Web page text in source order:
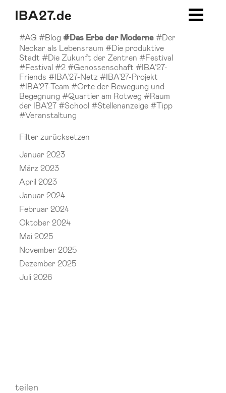
teilen
#AG #Blog #Das Erbe der Moderne #Der
Neckar als Lebensraum #Die produktive
Stadt #Die Zukunft der Zentren #Festival
#Festival #2 #Genossenschaft #IBA’27-
Friends #IBA’27-Netz #IBA’27-Projekt
#IBA’27-Team #Orte der Bewegung und
Begegnung #Quartier am Rotweg #Raum
der IBA’27 #School #Stellenanzeige #Tipp
#Veranstaltung
Filter zurücksetzen
Januar 2023
März 2023
April 2023
Januar 2024
Februar 2024
Oktober 2024
Mai 2025
November 2025
Dezember 2025
Juli 2026